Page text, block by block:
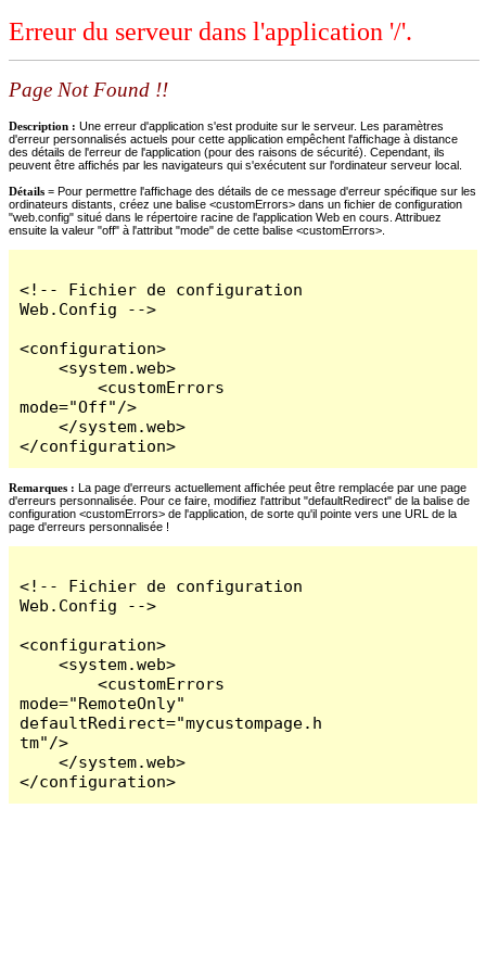
Erreur du serveur dans l'application '/'.
Page Not Found !!
Description : Une erreur d'application s'est produite sur le serveur. Les paramètres
d'erreur personnalisés actuels pour cette application empêchent l'affichage à distance
des détails de l'erreur de l'application (pour des raisons de sécurité). Cependant, ils
peuvent être affichés par les navigateurs qui s'exécutent sur l'ordinateur serveur local.
Détails = Pour permettre l'affichage des détails de ce message d'erreur spécifique sur les
ordinateurs distants, créez une balise <customErrors> dans un fichier de configuration
"web.config" situé dans le répertoire racine de l'application Web en cours. Attribuez
ensuite la valeur "off" à l'attribut "mode" de cette balise <customErrors>.
<!-- Fichier de configuration
Web.Config -->
<configuration>
    <system.web>
        <customErrors
mode="Off"/>
    </system.web>
</configuration>
Remarques : La page d'erreurs actuellement affichée peut être remplacée par une page
d'erreurs personnalisée. Pour ce faire, modifiez l'attribut "defaultRedirect" de la balise de
configuration <customErrors> de l'application, de sorte qu'il pointe vers une URL de la
page d'erreurs personnalisée !
<!-- Fichier de configuration
Web.Config -->
<configuration>
    <system.web>
        <customErrors
mode="RemoteOnly"
defaultRedirect="mycustompage.h
tm"/>
    </system.web>
</configuration>